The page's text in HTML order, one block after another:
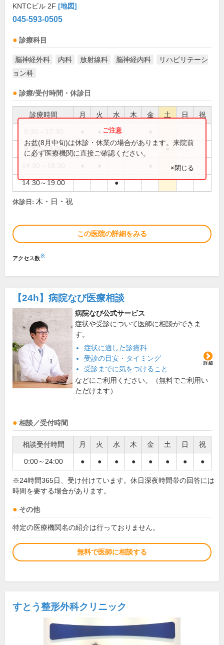
KNTCビル 2F [地図]
045-593-0505
診療科目
脳神経外科 内科 放射線科 脳神経内科
リハビリテーシ
ョン科
診療/受付時間・休診日
診療時間 月 火 水 木 金 土 日 祝
●
9:30～13:30 ●
14:30～19:00 ●
お盆(8月中旬)は休診・休業の場合があります。来院前
に必ず医療機関に直接ご確認ください。
×閉じる
休診日: 木・日・祝
この医院の詳細をみる
アクセス数※
【24h】 病院なび医療相談
病院なび公式サービス
症状や受診について医師に相談ができま
す。
症状に適した診療科
受診の目安・タイミング
受診までに気をつけること
などにご利用ください。（無料でご利用い
ただけます）
相談／受付時間
相談受付時間 月 火 水 木 金 土 日 祝
0:00～24:00 ● ● ● ● ● ● ● ●
※24時間365日、受け付けています。休日深夜時間帯の回答には
時間を要する場合があります。
その他
特定の医療機関名の紹介は行っておりません。
無料で医師に相談する
すとう整形外科クリニック